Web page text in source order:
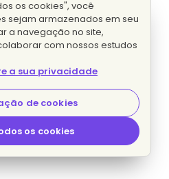
os cookies", você
sejam armazenados em seu
a navegação no site,
com nossos estudos
a sua privacidade
de cookies
os cookies